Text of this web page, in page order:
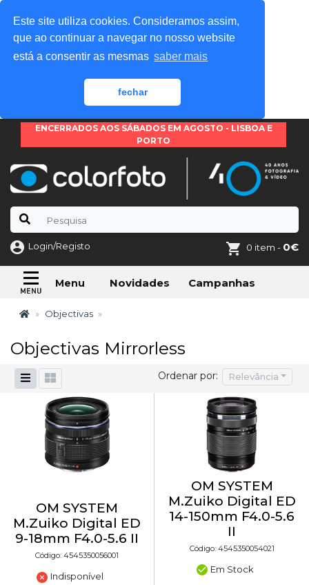
Este site utiliza cookies. Consideramos assim,
que ao continuar a navegar no nosso website
está a consentir as mesmas saber mais
fechar
ENCERRADOS AOS SÁBADOS EM AGOSTO - LISBOA E
PORTO
Login/Registo 0 item - 0€
Menu Novidades Campanhas
Objectivas
Objectivas Mirrorless
Ordenar por: Relevância
OM SYSTEM
M.Zuiko Digital ED
9-18mm F4.0-5.6 II
Código: 4545350056001
Indisponível
OM SYSTEM
M.Zuiko Digital ED
14-150mm F4.0-5.6
II
Código: 4545350054021
Em Stock